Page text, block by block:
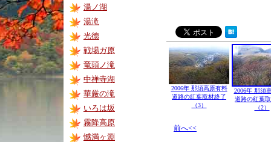
湯ノ湖
湯滝
光徳
戦場ガ原
竜頭ノ滝
中禅寺湖
華厳の滝
いろは坂
霧降高原
憾満ヶ淵
2006年 那須高原有料
道路の紅葉取材終了
（3）
2006年 那須
道路の紅葉
（2）
前へ<<